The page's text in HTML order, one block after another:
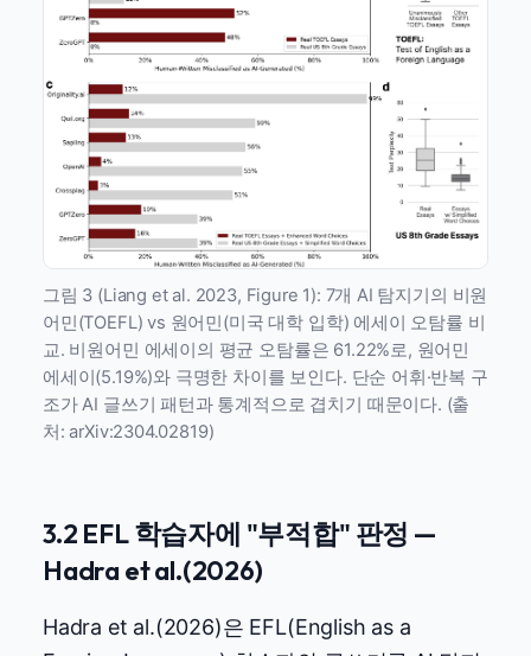
그림 3 (Liang et al. 2023, Figure 1): 7개 AI 탐지기의 비원
어민(TOEFL) vs 원어민(미국 대학 입학) 에세이 오탐률 비
교. 비원어민 에세이의 평균 오탐률은 61.22%로, 원어민
에세이(5.19%)와 극명한 차이를 보인다. 단순 어휘·반복 구
조가 AI 글쓰기 패턴과 통계적으로 겹치기 때문이다. (출
처: arXiv:2304.02819)
3.2 EFL 학습자에 "부적합" 판정 —
Hadra et al.(2026)
Hadra et al.(2026)은 EFL(English as a